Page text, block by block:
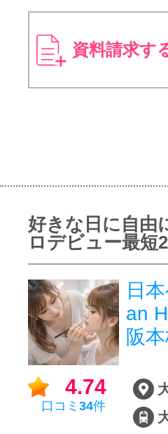
資料請求す
好きな日に自由
ロデビュー最短
日
an
阪
4.74
口コミ 34件